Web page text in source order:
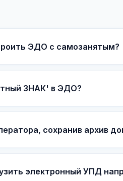
ЭДО с самозанятым?
ЗНАК' в ЭДО?
сохранив архив
электронный УПД